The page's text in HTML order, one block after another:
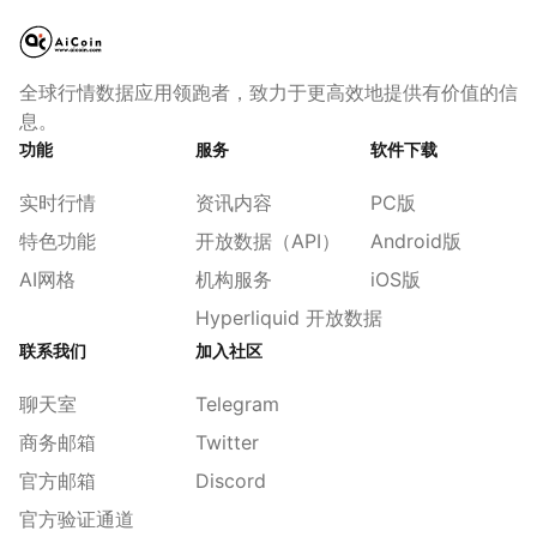
全球行情数据应用领跑者，致力于更高效地提供有价值的信
息。
功能
实时行情
特色功能
AI网格
服务
资讯内容
开放数据（API）
机构服务
Hyperliquid 开放数据
软件下载
PC版
Android版
iOS版
联系我们
聊天室
商务邮箱
官方邮箱
官方验证通道
加入社区
Telegram
Twitter
Discord